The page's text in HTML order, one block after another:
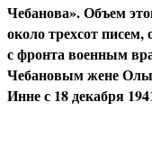
Чебанова». Объем
около трехсот
с фронта военным
Чебановым жене
Инне с 18 декабря